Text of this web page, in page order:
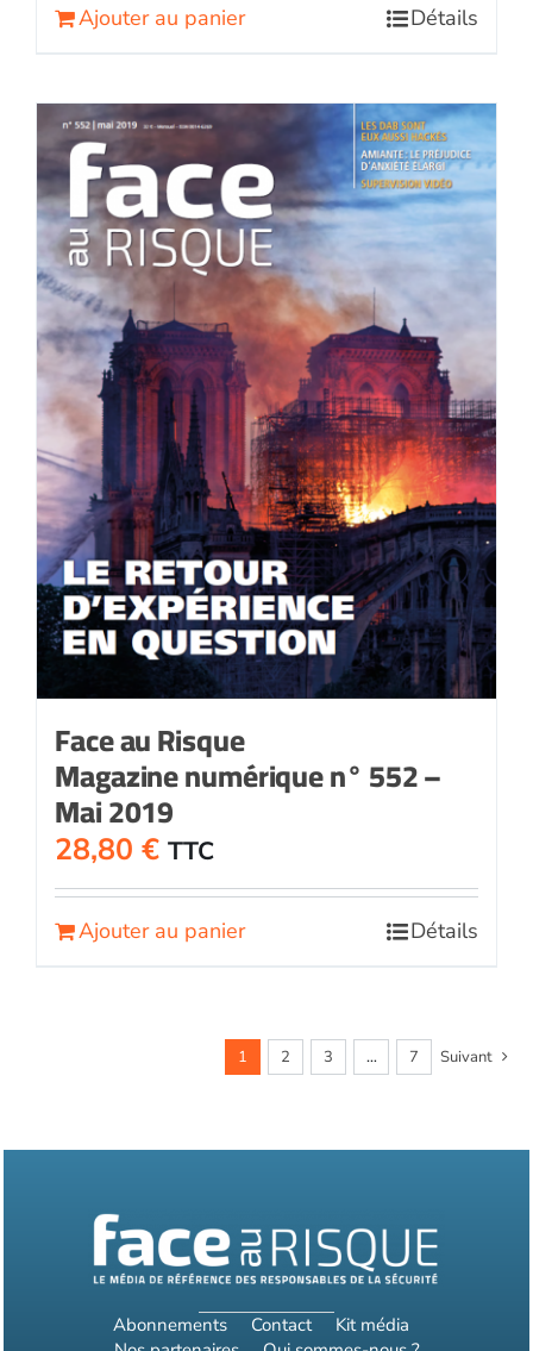
Ajouter au panier Détails
Face au Risque
Magazine numérique n° 552 –
Mai 2019
28,80 € TTC
Ajouter au panier Détails
1 2 3 … 7 Suivant
Abonnements Contact
Kit média